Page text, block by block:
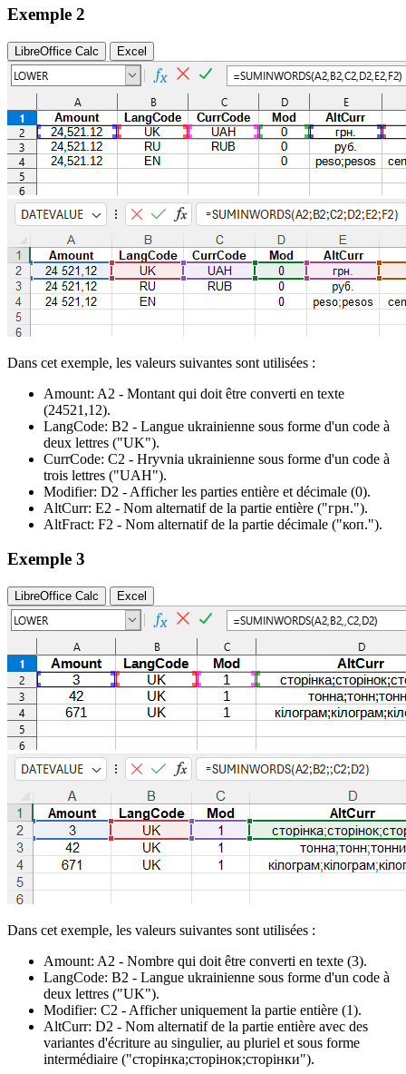
Exemple 2
LibreOffice Calc Excel
Dans cet exemple, les valeurs suivantes sont utilisées :
Amount: A2 - Montant qui doit être converti en texte
(24521,12).
LangCode: B2 - Langue ukrainienne sous forme d'un code à
deux lettres ("UK").
CurrCode: C2 - Hryvnia ukrainienne sous forme d'un code à
trois lettres ("UAH").
Modifier: D2 - Afficher les parties entière et décimale (0).
AltCurr: E2 - Nom alternatif de la partie entière ("грн.").
AltFract: F2 - Nom alternatif de la partie décimale ("коп.").
Exemple 3
LibreOffice Calc Excel
Dans cet exemple, les valeurs suivantes sont utilisées :
Amount: A2 - Nombre qui doit être converti en texte (3).
LangCode: B2 - Langue ukrainienne sous forme d'un code à
deux lettres ("UK").
Modifier: C2 - Afficher uniquement la partie entière (1).
AltCurr: D2 - Nom alternatif de la partie entière avec des
variantes d'écriture au singulier, au pluriel et sous forme
intermédiaire ("сторінка;сторінок;сторінки").